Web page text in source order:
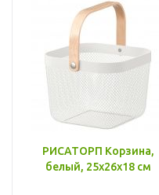
РИСАТОРП Корзина,
белый, 25x26x18 см